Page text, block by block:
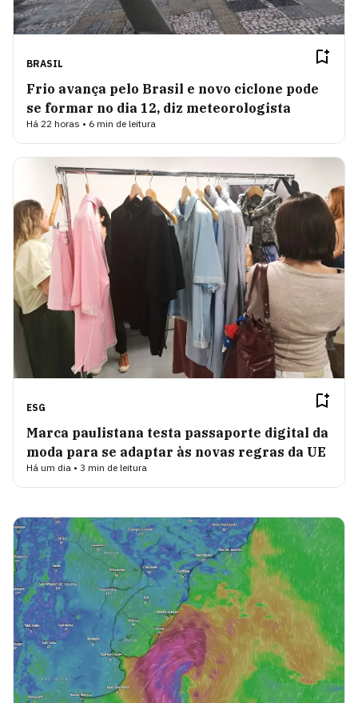
BRASIL
Frio avança pelo Brasil e novo ciclone pode
se formar no dia 12, diz meteorologista
Há 22 horas • 6 min de leitura
ESG
Marca paulistana testa passaporte digital da
moda para se adaptar às novas regras da UE
Há um dia • 3 min de leitura